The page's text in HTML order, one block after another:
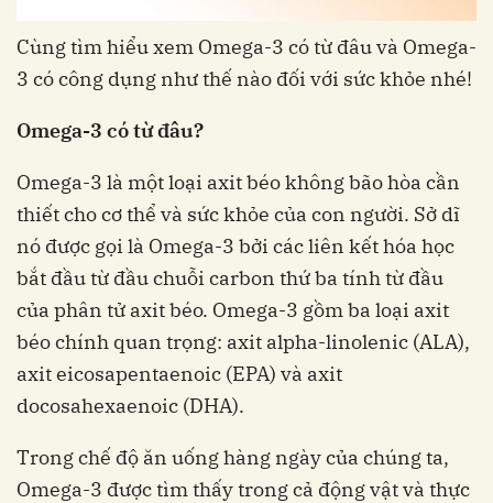
Cùng tìm hiểu xem Omega-3 có từ đâu và Omega-
3 có công dụng như thế nào đối với sức khỏe nhé!
Omega-3 có từ đâu?
Omega-3 là một loại axit béo không bão hòa cần
thiết cho cơ thể và sức khỏe của con người. Sở dĩ
nó được gọi là Omega-3 bởi các liên kết hóa học
bắt đầu từ đầu chuỗi carbon thứ ba tính từ đầu
của phân tử axit béo. Omega-3 gồm ba loại axit
béo chính quan trọng: axit alpha-linolenic (ALA),
axit eicosapentaenoic (EPA) và axit
docosahexaenoic (DHA).
Trong chế độ ăn uống hàng ngày của chúng ta,
Omega-3 được tìm thấy trong cả động vật và thực